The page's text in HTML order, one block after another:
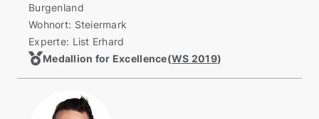
Burgenland
Wohnort: Steiermark
Experte: List Erhard
Medallion for Excellence(WS 2019)